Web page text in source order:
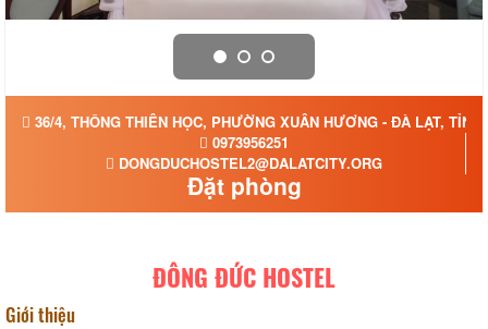
36/4, THÔNG THIÊN HỌC, PHƯỜNG XUÂN HƯƠNG - ĐÀ LẠT,
0973956251
DONGDUCHOSTEL2@DALATCITY.ORG
Đặt phòng
ĐÔNG ĐỨC HOSTEL
Giới thiệu